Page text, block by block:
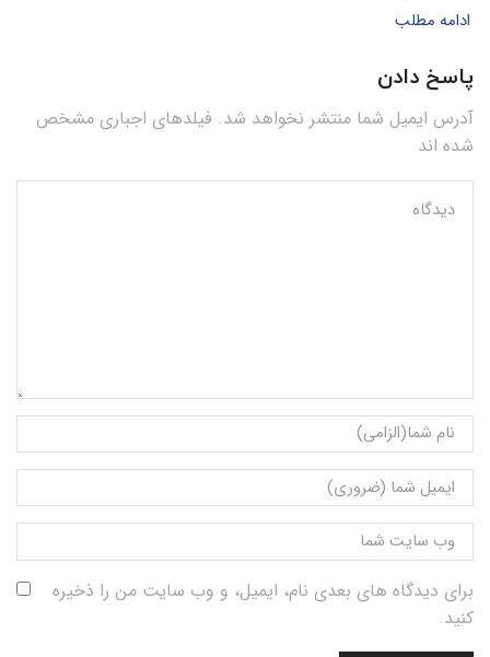
ادامه مطلب
پاسخ دادن
آدرس ایمیل شما منتشر نخواهد شد. فیلدهای اجباری مشخص
شده اند
برای دیدگاه های بعدی نام، ایمیل، و وب سایت من را ذخیره
کنید.